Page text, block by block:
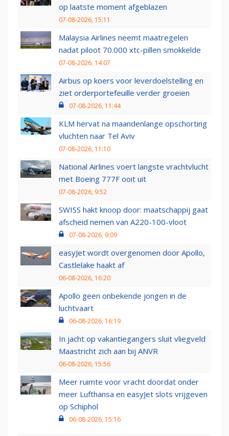
op laatste moment afgeblazen
07-08-2026, 15:11
Malaysia Airlines neemt maatregelen
nadat piloot 70.000 xtc-pillen smokkelde
07-08-2026, 14:07
Airbus op koers voor leverdoelstelling en
ziet orderportefeuille verder groeien
07-08-2026, 11:44
KLM hervat na maandenlange opschorting
vluchten naar Tel Aviv
07-08-2026, 11:10
National Airlines voert langste vrachtvlucht
met Boeing 777F ooit uit
07-08-2026, 9:52
SWISS hakt knoop door: maatschappij gaat
afscheid nemen van A220-100-vloot
07-08-2026, 9:09
easyJet wordt overgenomen door Apollo,
Castlelake haakt af
06-08-2026, 16:20
Apollo geen onbekende jongen in de
luchtvaart
06-08-2026, 16:19
In jacht op vakantiegangers sluit vliegveld
Maastricht zich aan bij ANVR
06-08-2026, 15:56
Meer ruimte voor vracht doordat onder
meer Lufthansa en easyJet slots vrijgeven
op Schiphol
06-08-2026, 15:16